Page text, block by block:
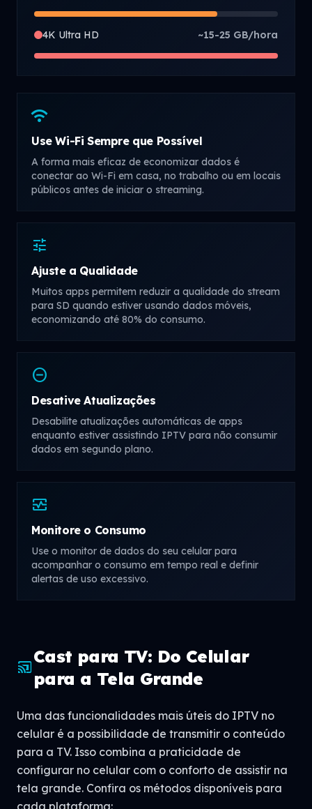
4K Ultra HD ~15-25 GB/hora
wifi
Use Wi-Fi Sempre que Possível
A forma mais eficaz de economizar dados é
conectar ao Wi-Fi em casa, no trabalho ou em locais
públicos antes de iniciar o streaming.
tune
Ajuste a Qualidade
Muitos apps permitem reduzir a qualidade do stream
para SD quando estiver usando dados móveis,
economizando até 80% do consumo.
do_not_disturb_on
Desative Atualizações
Desabilite atualizações automáticas de apps
enquanto estiver assistindo IPTV para não consumir
dados em segundo plano.
monitor_heart
Monitore o Consumo
Use o monitor de dados do seu celular para
acompanhar o consumo em tempo real e definir
alertas de uso excessivo.
cast_connected
Cast para TV: Do Celular
para a Tela Grande
Uma das funcionalidades mais úteis do IPTV no
celular é a possibilidade de transmitir o conteúdo
para a TV. Isso combina a praticidade de
configurar no celular com o conforto de assistir na
tela grande. Confira os métodos disponíveis para
cada plataforma: